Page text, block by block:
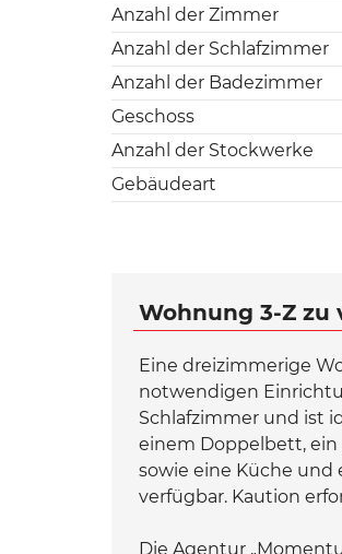
Anzahl der Zimmer
Anzahl der Schlafzimmer
Anzahl der Badezimmer
Geschoss
Anzahl der Stockwerke
Gebäudeart
Wohnung 3-Z zu
Eine dreizimmerige
notwendigen
Schlafzimmer und ist
einem Doppelbett,
sowie eine Küche und
verfügbar. Kaution
Die Agentur